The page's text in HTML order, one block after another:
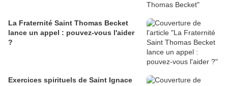
La Fraternité Saint Thomas Becket
lance un appel : pouvez-vous l'aider
?
Exercices spirituels de Saint Ignace